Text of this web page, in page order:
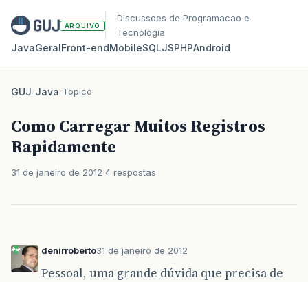
ARQUIVO
Discussoes de Programacao e
Tecnologia
JavaGeralFront‑endMobileSQLJSPHPAndroid
GUJ/Java/Topico
Como Carregar Muitos Registros
Rapidamente
31 de janeiro de 2012 4 respostas
denirroberto31 de janeiro de 2012
Pessoal, uma grande dúvida que precisa de